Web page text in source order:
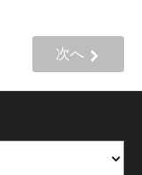
次へ